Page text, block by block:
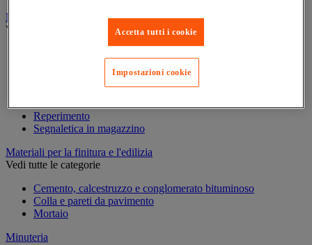
Marcatura
Vedi tutte le categorie
Marcatura permanente
Marcatura temporanea
Reperimento
Segnaletica in magazzino
Materiali per la finitura e l'edilizia
Vedi tutte le categorie
Cemento, calcestruzzo e conglomerato bituminoso
Colla e pareti da pavimento
Mortaio
Minuteria
Accetta tutti i cookie
Impostazioni cookie